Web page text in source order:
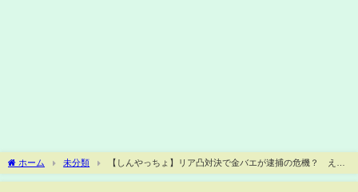
ホーム 未分類
【しんやっちょ】リア凸対決で金バエが逮捕の危機？ え
っ！ やっちょが警察を説得！！（ツイキャス）